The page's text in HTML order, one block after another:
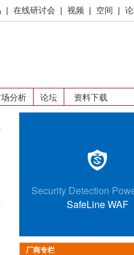
| 在线研讨会 | 视频 | 空间 |
分析 论坛 资料下载
厂商专栏